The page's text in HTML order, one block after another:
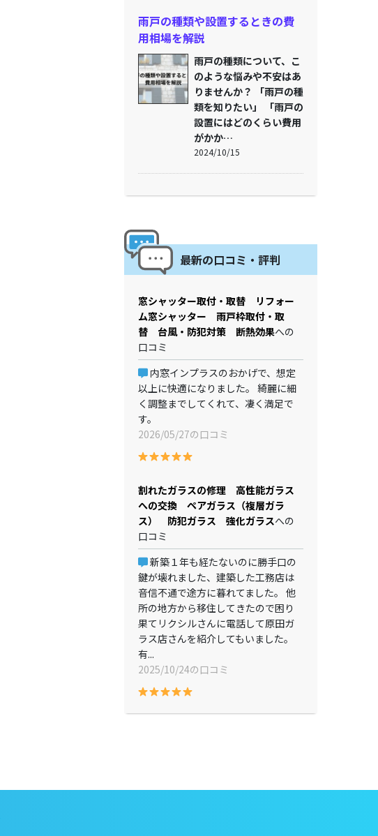
雨戸の種類や設置するときの費
用相場を解説
雨戸の種類について、こ
のような悩みや不安はあ
りませんか？ 「雨戸の種
類を知りたい」 「雨戸の
設置にはどのくらい費用
がかか…
2024/10/15
最新の口コミ・評判
窓シャッター取付・取替 リフォー
ム窓シャッター 雨戸枠取付・取
替 台風・防犯対策 断熱効果への
口コミ
内窓インプラスのおかげで、想定
以上に快適になりました。 綺麗に細
く調整までしてくれて、凄く満足で
す。
2026/05/27の口コミ
割れたガラスの修理 高性能ガラス
への交換 ペアガラス（複層ガラ
ス） 防犯ガラス 強化ガラスへの
口コミ
新築１年も経たないのに勝手口の
鍵が壊れました、建築した工務店は
音信不通で途方に暮れてました。 他
所の地方から移住してきたので困り
果てリクシルさんに電話して原田ガ
ラス店さんを紹介してもいました。
有...
2025/10/24の口コミ